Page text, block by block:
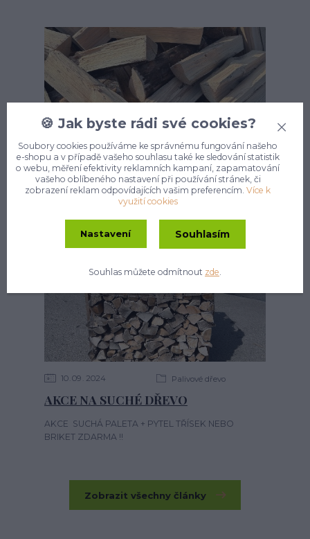
11 10 2024 Palivové dřevo
Jaké vybrat palivové dřevo?
10 09 2024 Palivové dřevo
AKCE NA SUCHÉ DŘEVO
AKCE SUCHÁ PALETA + PYTEL TŘÍSEK NEBO
BRIKET ZDARMA !!
Zobrazit všechny články
🍪 Jak byste rádi své cookies?
Soubory cookies používáme ke správnému fungování našeho
e-shopu a v případě vašeho souhlasu také ke sledování statistik
o webu, měření efektivity reklamních kampaní, zapamatování
vašeho oblíbeného nastavení při používání stránek, či
zobrazení reklam odpovídajících vašim preferencím.Více k
využití cookies
Nastavení Souhlasím
Souhlas můžete odmítnout zde.